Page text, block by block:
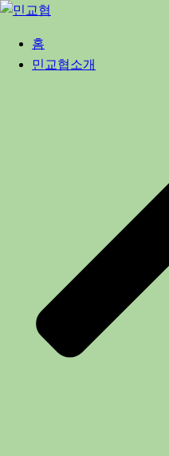
Skip
content
홈
민교협소개